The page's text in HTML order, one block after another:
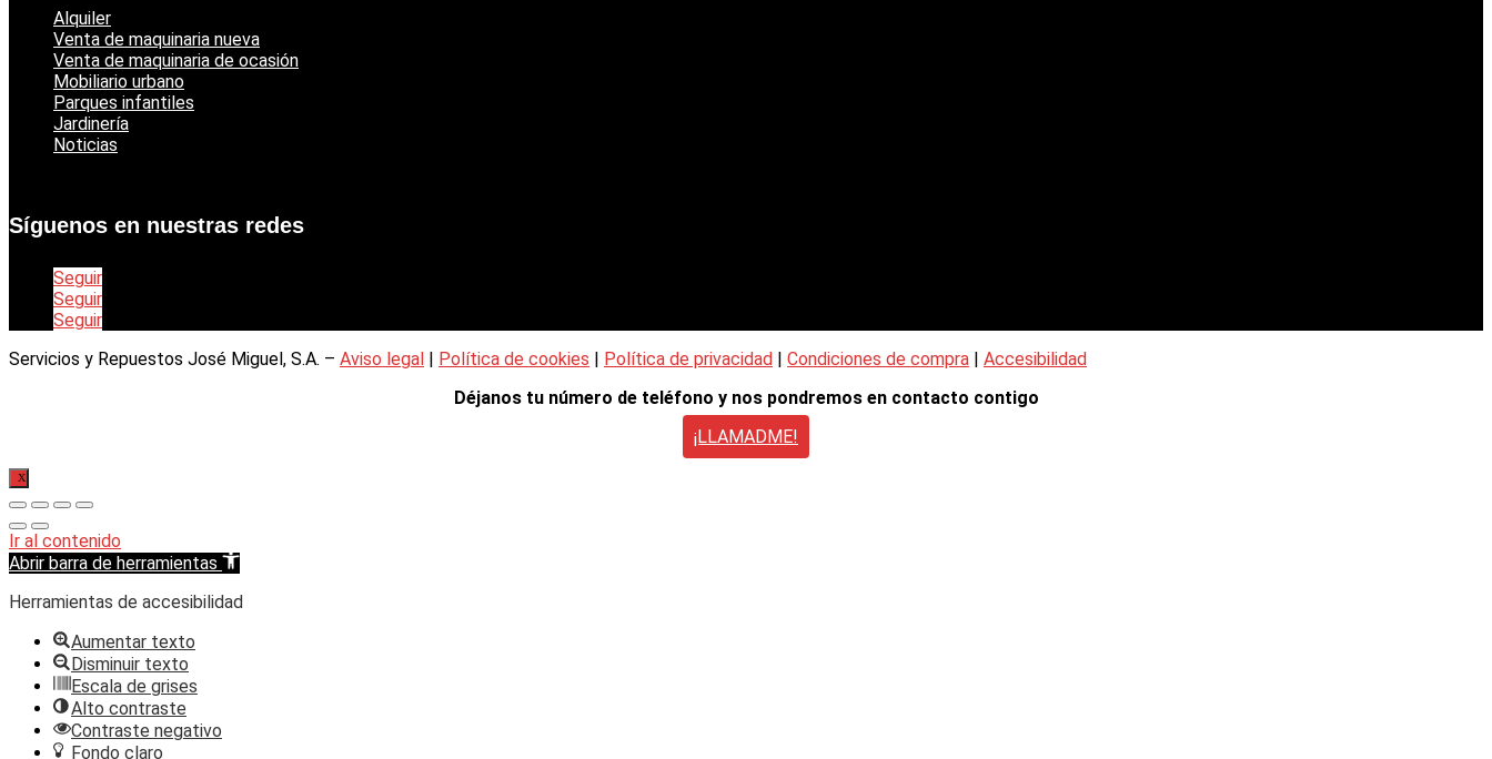
Alquiler
Venta de maquinaria nueva
Venta de maquinaria de ocasión
Mobiliario urbano
Parques infantiles
Jardinería
Noticias
Síguenos en nuestras redes
Seguir
Seguir
Seguir
Servicios y Repuestos José Miguel, S.A. – Aviso legal Política de cookies Política de privacidad Condiciones de compra
Accesibilidad
Déjanos tu número de teléfono y nos pondremos en contacto contigo
¡LLAMADME!
X
Ir al contenido
Abrir barra de herramientas
Herramientas de accesibilidad
Aumentar texto
Disminuir texto
Escala de grises
Alto contraste
Contraste negativo
Fondo claro